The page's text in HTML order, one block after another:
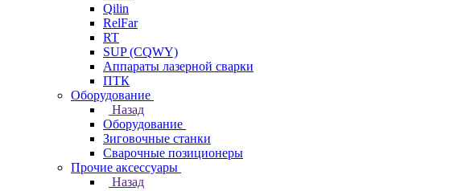
Qilin
RelFar
RT
SUP (CQWY)
Аппараты лазерной сварки
ПТК
Оборудование
Назад
Оборудование
Зиговочные станки
Сварочные позиционеры
Прочие аксессуары
Назад